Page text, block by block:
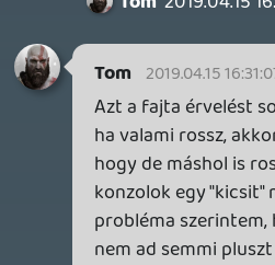
Tom
Insect 2019.04.15 13:27:58
Lehangoló volt ezt tőletek
Tom 2019.04.15 10:27:25 #039uo
Nem igazán tetszett ez a
Szerintem teljesen felesleges
témákba belemennetek, ha csak
elbagatellizáljátok. A totálisan